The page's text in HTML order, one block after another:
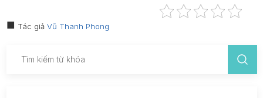
Tác giả Vũ Thanh Phong